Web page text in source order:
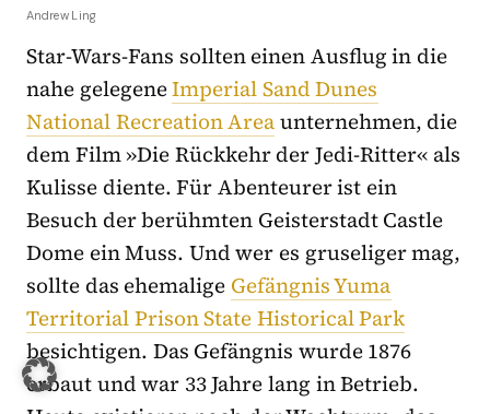
Andrew Ling
Star-Wars-Fans sollten einen Ausflug in die
nahe gelegeneImperial Sand Dunes
National Recreation Areaunternehmen, die
dem Film»Die Rückkehr der Jedi-Ritter« als
Kulisse diente. Für Abenteurer ist ein
Besuch der berühmten Geisterstadt Castle
Dome ein Muss. Und wer es gruseliger mag,
sollte das ehemalige Gefängnis Yuma
Territorial Prison State Historical Park
besichtigen. Das Gefängnis wurde 1876
erbaut und war 33 Jahre lang in Betrieb.